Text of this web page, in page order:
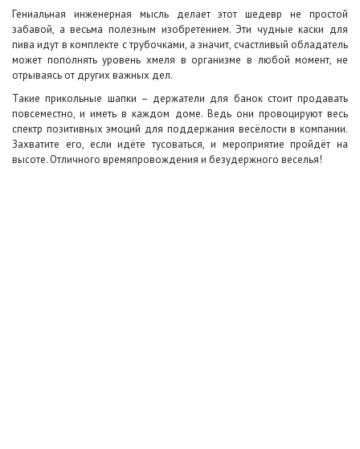
Гениальная инженерная мысль делает этот шедевр не простой
забавой, а весьма полезным изобретением. Эти чудные каски для
пива идут в комплекте с трубочками, а значит, счастливый обладатель
может пополнять уровень хмеля в организме в любой момент, не
отрываясь от других важных дел.
Такие прикольные шапки – держатели для банок стоит продавать
повсеместно, и иметь в каждом доме. Ведь они провоцируют весь
спектр позитивных эмоций для поддержания весёлости в компании.
Захватите его, если идёте тусоваться, и мероприятие пройдёт на
высоте. Отличного времяпровождения и безудержного веселья!